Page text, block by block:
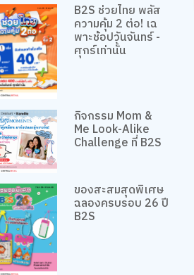
B2S ช่วยไทย พลัส
ความคุ้ม 2 ต่อ! เฉ
พาะช้อปวันจันทร์ -
ศุกร์เท่านั้น
กิจกรรม Mom &
Me Look-Alike
Challenge ที่ B2S
ของสะสมสุดพิเศษ
ฉลองครบรอบ 26 ปี
B2S